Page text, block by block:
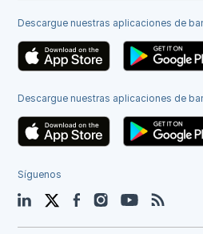
Descargue nuestras aplicaciones de
Descargue nuestras aplicaciones de
Síguenos
LinkedIn TwitterFacebookInstagramYouTube